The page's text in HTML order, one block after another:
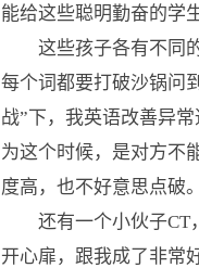
能给这些聪明勤奋的学
这些孩子各有不同的
每个词都要打破沙锅问
战”下，我英语改善异
为这个时候，是对方不
度高，也不好意思点破。
还有一个小伙子CT，
开心扉，跟我成了非常